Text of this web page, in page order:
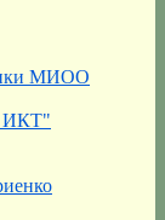
МИОО
ИКТ"